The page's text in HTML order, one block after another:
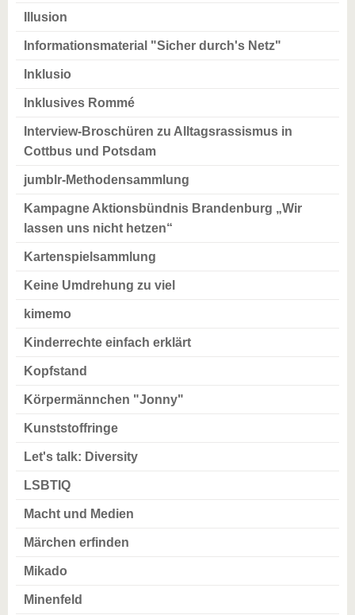
Illusion
Informationsmaterial "Sicher durch's Netz"
Inklusio
Inklusives Rommé
Interview-Broschüren zu Alltagsrassismus in
Cottbus und Potsdam
jumblr-Methodensammlung
Kampagne Aktionsbündnis Brandenburg „Wir
lassen uns nicht hetzen“
Kartenspielsammlung
Keine Umdrehung zu viel
kimemo
Kinderrechte einfach erklärt
Kopfstand
Körpermännchen "Jonny"
Kunststoffringe
Let's talk: Diversity
LSBTIQ
Macht und Medien
Märchen erfinden
Mikado
Minenfeld